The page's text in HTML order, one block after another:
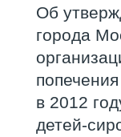
Об
города
в 2012
детей-